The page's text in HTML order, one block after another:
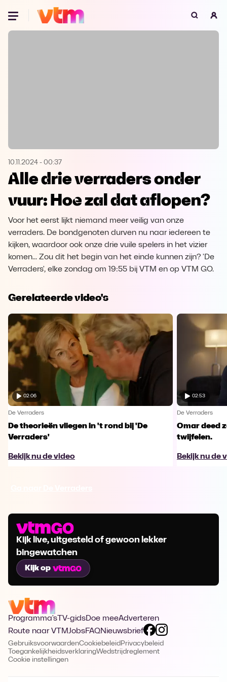
Oeps, browser niet ondersteund
Microsoft Edge Download
Opera Download
10.11.2024 - 00:37
Alle drie verraders onder
vuur: Hoe zal dat aflopen?
Voor het eerst lijkt niemand meer veilig van onze
verraders. De bondgenoten durven nu naar iedereen te
kijken, waardoor ook onze drie vuile spelers in het vizier
komen... Zou dit het begin van het einde kunnen zijn? 'De
Verraders', elke zondag om 19:55 bij VTM en op VTM GO.
Gerelateerde video's
02:06
De Verraders
De theorieën vliegen in 't rond bij 'De
Verraders'
Bekijk nu de video
02:53
De Verraders
Omar deed
twijfelen.
Bekijk nu de
Kijk live, uitgesteld of gewoon lekker
bingewatchen
Kijk op
Programma's TV-gidsDoe meeAdverteren
Route naar VTMJobsFAQNieuwsbrief
GebruiksvoorwaardenCookiebeleid Privacybeleid
ToegankelijkheidsverklaringWedstrijdreglement
Cookie instellingen